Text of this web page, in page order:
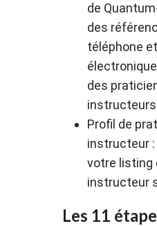
de
des
téléphone
des
Profil de
instructeur
votre listing
instructeur
Les 11